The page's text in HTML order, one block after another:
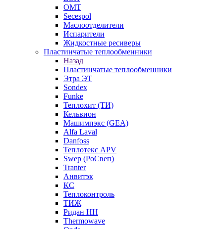
OMT
Secespol
Маслоотделители
Испарители
Жидкостные ресиверы
Пластинчатые теплообменники
Назад
Пластинчатые теплообменники
Этра ЭТ
Sondex
Funke
Теплохит (ТИ)
Кельвион
Машимпэкс (GEA)
Alfa Laval
Danfoss
Теплотекс APV
Swep (РоСвеп)
Tranter
Анвитэк
КС
Теплоконтроль
ТИЖ
Ридан НН
Thermowave